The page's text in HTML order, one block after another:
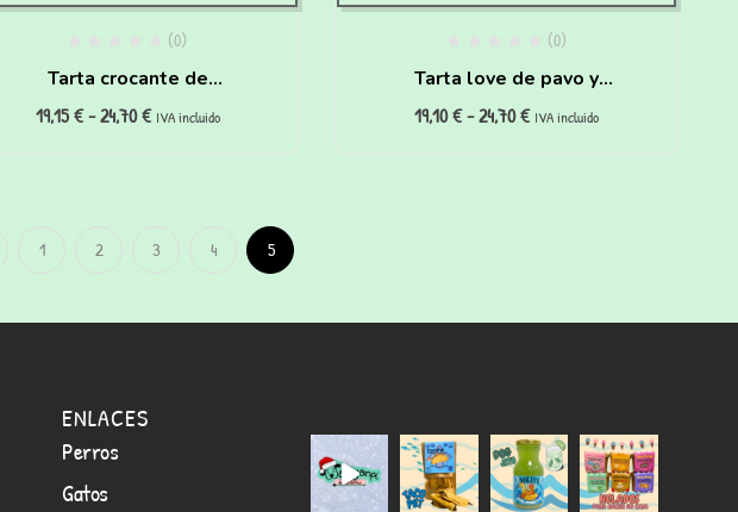
(0)
Tarta crocante de
salchichas para perros
19,15€-24,70€ IVA incluido
(0)
Tarta love de pavo y
zanahoria para perros
19,10€-24,70€ IVA incluido
1 2 3 4 5
ENLACES
Perros
Gatos